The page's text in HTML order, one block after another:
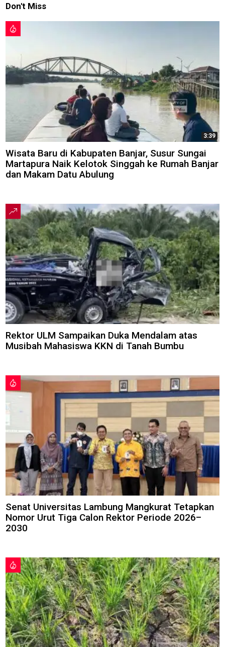
Don't Miss
3:39
Wisata Baru di Kabupaten Banjar, Susur Sungai
Martapura Naik Kelotok Singgah ke Rumah Banjar
dan Makam Datu Abulung
Rektor ULM Sampaikan Duka Mendalam atas
Musibah Mahasiswa KKN di Tanah Bumbu
Senat Universitas Lambung Mangkurat Tetapkan
Nomor Urut Tiga Calon Rektor Periode 2026–
2030